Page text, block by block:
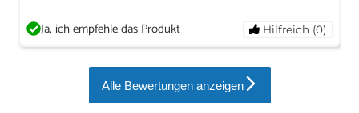
Ja, ich empfehle das Produkt Hilfreich (0)
Alle Bewertungen anzeigen